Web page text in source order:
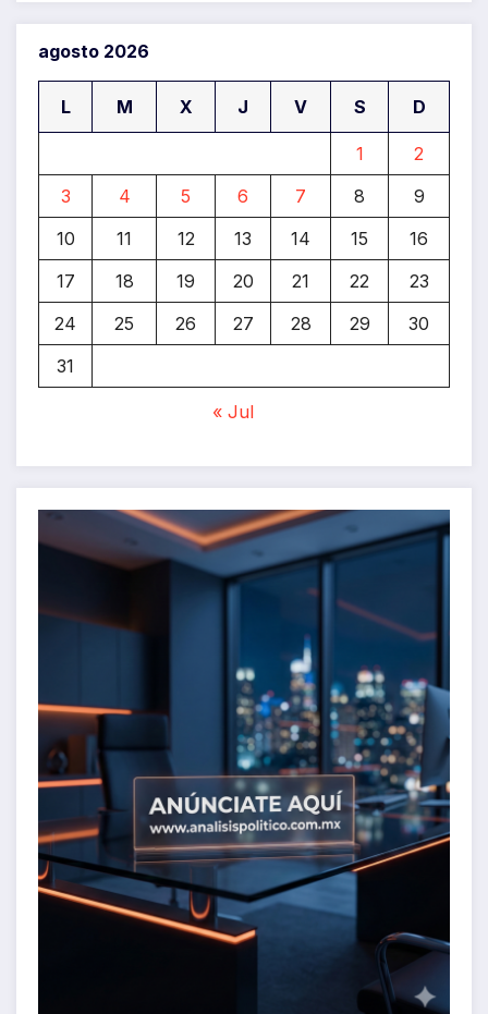
agosto 2026
L M X J V S D
1
2
3
4 5 6 7 8
9
10
11 12 13 14 15
16
17
18 19 20 21 22
23
24
25 26 27 28 29
30
31
« Jul